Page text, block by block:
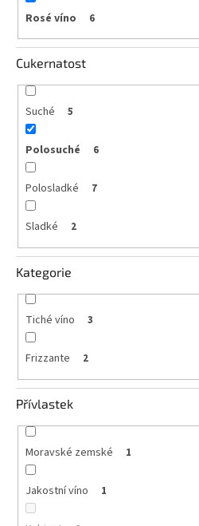
Rosé víno 6
Cukernatost
Suché 5
Polosuché 6
Polosladké 7
Sladké 2
Kategorie
Tiché víno 3
Frizzante 2
Přívlastek
Moravské zemské 1
Jakostní víno 1